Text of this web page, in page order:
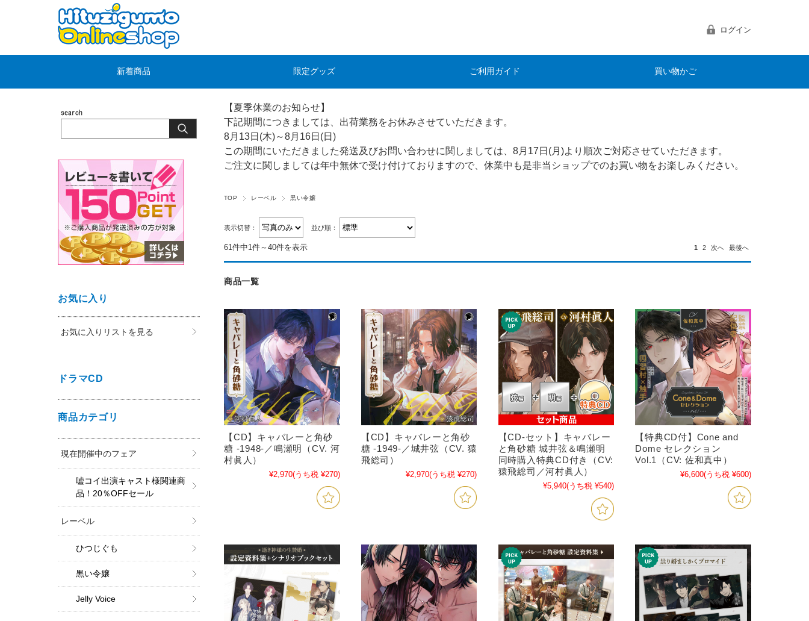
ログイン
新着商品 限定グッズ ご利用ガイド 買い物かご
【夏季休業のお知らせ】
下記期間につきましては、出荷業務をお休みさせていただきます。
8月13日(木)～8月16日(日)
この期間にいただきました発送及びお問い合わせに関しましては、8月17日(月)より順次ご対応させていただきます。
ご注文に関しましては年中無休で受け付けておりますので、休業中も是非当ショップでのお買い物をお楽しみください。
TOP レーベル 黒い令嬢
表示切替： 並び順：
61件中1件～40件を表示 1 2 次へ 最後へ
商品一覧
【CD】キャバレーと角砂
糖 -1948-／鳴瀬明（CV. 河
村眞人）
¥2,970(うち税 ¥270)
【CD】キャバレーと角砂
糖 -1949-／城井弦（CV. 猿
飛総司）
¥2,970(うち税 ¥270)
【CD-セット】キャバレー
と角砂糖 城井弦＆鳴瀬明
同時購入特典CD付き（CV:
猿飛総司／河村眞人）
¥5,940(うち税 ¥540)
【特典CD付】Cone and
Dome セレクション
Vol.1（CV: 佐和真中）
¥6,600(うち税 ¥600)
お気に入り
お気に入りリストを見る
ドラマCD
商品カテゴリ
現在開催中のフェア
嘘コイ出演キャスト様関連商
品！20％OFFセール
レーベル
ひつじぐも
黒い令嬢
Jelly Voice